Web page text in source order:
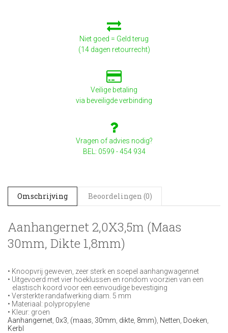
Niet goed = Geld terug
(14 dagen retourrecht)
Veilige betaling
via beveiligde verbinding
Vragen of advies nodig?
BEL: 0599 - 454 934
Omschrijving Beoordelingen (0)
Aanhangernet 2,0X3,5m (maas
30mm, Dikte 1,8mm)
• Knoopvrij geweven, zeer sterk en soepel aanhangwagennet
• Uitgevoerd met vier hoeklussen en rondom voorzien van een
elastisch koord voor een eenvoudige bevestiging
• Versterkte randafwerking diam. 5 mm
• Materiaal: polypropylene
• Kleur: groen
Aanhangernet 0x3 (maas 30mm dikte 8mm) Netten Doeken
Kerbl